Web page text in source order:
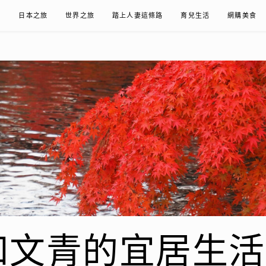
日本之旅 世界之旅 踏上人妻這條路 育兒生活 網購美食
青的宜居生